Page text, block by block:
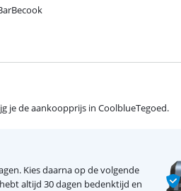
je de aankoopprijs in CoolblueTegoed.
Kies daarna op de volgende
altijd 30 dagen bedenktijd en